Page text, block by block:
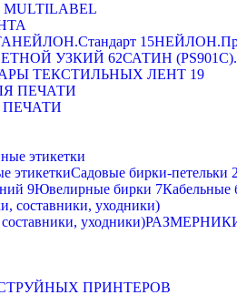
НЕЙЛОН.Стандарт 15
УЗКИЙ 62САТИН
ТЕКСТИЛЬНЫХ ЛЕНТ 19
этикеткиСадовые бирки-петельки
9Ювелирные бирки 7Кабельные
уходники)